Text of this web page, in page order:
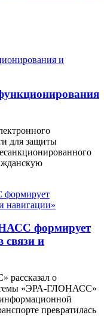
для защиты
формирует
связи и
рассказал о
«ЭРА-ГЛОНАСС»
информационной
превратилась